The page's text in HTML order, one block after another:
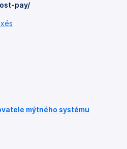
pay/
mýtného systému